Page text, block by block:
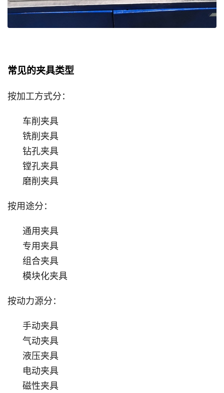
常见的夹具类型
按加工方式分：
车削夹具
铣削夹具
钻孔夹具
镗孔夹具
磨削夹具
按用途分：
通用夹具
专用夹具
组合夹具
模块化夹具
按动力源分：
手动夹具
气动夹具
液压夹具
电动夹具
磁性夹具